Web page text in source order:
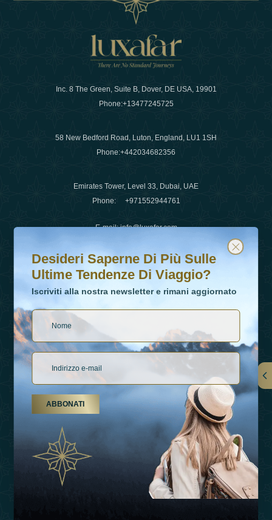
Inc. 8 The Green, Suite B, Dover, DE USA, 19901
Phone:+13477245725
58 New Bedford Road, Luton, England, LU1 1SH
Phone:+442034682356
Emirates Tower, Level 33, Dubai, UAE
Phone: +971552944761
E-mail:info@luxafar.com
WhatsApp No
+442034682356
Collegamenti
Esperienza
Desideri saperne di più sulle ultime tendenze di viaggio?
Iscriviti alla nostra newsletter e rimani aggiornato
Desideri Saperne Di Più Sulle
Ultime Tendenze Di Viaggio?
Iscriviti alla nostra newsletter e rimani aggiornato
ABBONATI